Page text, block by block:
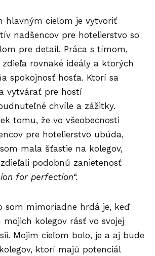
hlavným cieľom je vytvoriť
nadšencov pre hotelierstvo so
pre detail. Práca s tímom,
rovnaké ideály a ktorých
spokojnosť hosťa. Ktorí sa
vytvárať pre hostí
chvíle a zážitky.
tomu, že vo všeobecnosti
pre hotelierstvo ubúda,
mala šťastie na kolegov,
podobnú zanietenosť
for perfection“.
som mimoriadne hrdá je, keď
mojich kolegov rásť vo svojej
Mojim cieľom bolo, je a aj bude
ktorí majú potenciál